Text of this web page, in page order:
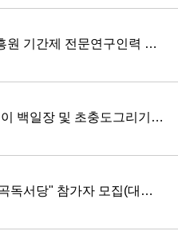
[채용]2025년 (재)율곡국학진흥원 기간제 전문연구인력 채용 공고
제18회 신사임당 얼 선양 어린이 백일장 및 초충도그리기 대회 입상자 발표
청소년 독서토론문화캠프 "율곡독서당" 참가자 모집(대기인원까지 전체 마감)